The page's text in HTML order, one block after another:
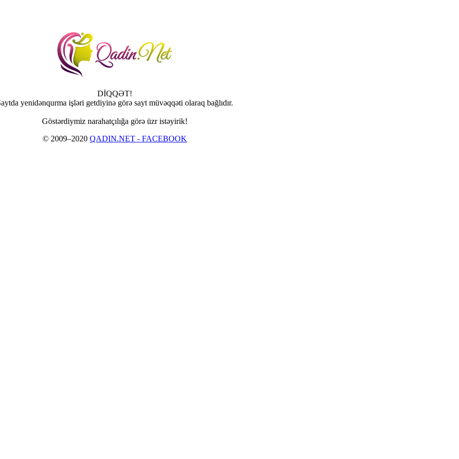
DİQQƏT!
yenidənqurma işləri getdiyinə görə sayt müvəqqəti olaraq bağlıdır.
Göstərdiymiz narahatçılığa görə üzr istəyirik!
© 2009–2020 QADIN.NET - FACEBOOK